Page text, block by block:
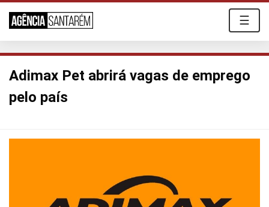
☰
Adimax Pet abrirá vagas de emprego
pelo país